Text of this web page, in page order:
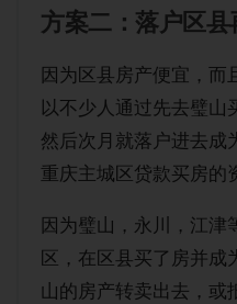
方案二：落户区
因为区县房产便宜，而
以不少人通过先去璧山
然后次月就落户进去成
重庆主城区贷款买房的
因为璧山，永川，江津
区，在区县买了房并成
山的房产转卖出去，或